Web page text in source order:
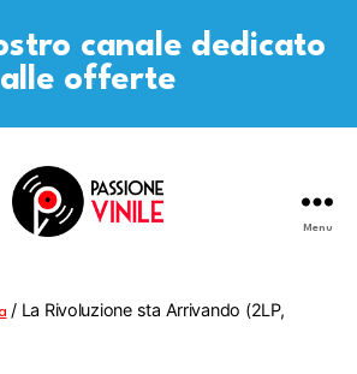
canale dedicato
alle offerte
Menu
/ La Rivoluzione sta Arrivando (2LP,